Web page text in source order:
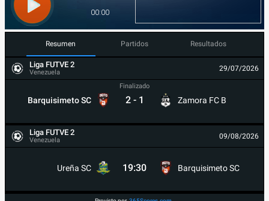
Resumen Partidos Resultados
Liga FUTVE 2
Venezuela 29/07/2026
Barquisimeto SC
Finalizado
2 - 1 Zamora FC B
Liga FUTVE 2
Venezuela 09/08/2026
Ureña SC 19:30 Barquisimeto SC